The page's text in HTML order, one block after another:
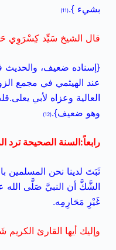
بشيء }.(11)
قال الشيخ سَيِّد كِسْرَوِي
{إسناده ضعيف، والحديث
عند الهيثمي في مجمع
العالية وعزاه لأبي
وهو ضعيف}.(12)
رابعاً:السنة الصحيحة ترد
ثَبَتَ لدينا نحن المسلمين
الشَّكَّ أن النبيَّ صَلَّى
غَيْرِ مَحَارِمِه.
وإليك أيها القارئ الكريم